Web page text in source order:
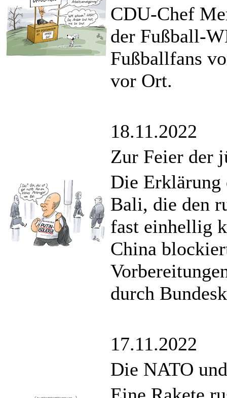
CDU-Chef
der Fußball-
Fußballfans
vor Ort.
18.11.2022
Zur Feier der
Die Erklärung
Bali, die den
fast einhellig
China
durch
17.11.2022
Die NATO